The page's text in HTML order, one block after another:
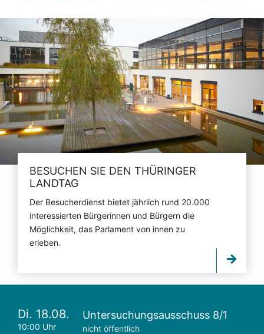
BESUCHEN SIE DEN THÜRINGER
LANDTAG
Der Besucherdienst bietet jährlich rund 20.000
interessierten Bürgerinnen und Bürgern die
Möglichkeit, das Parlament von innen zu
erleben.
Di. 18.08.
10:00 Uhr
Untersuchungsausschuss 8/1
nicht öffentlich